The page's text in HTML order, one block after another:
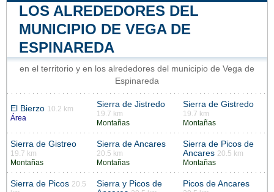
LOS ALREDEDORES DEL
MUNICIPIO DE VEGA DE
ESPINAREDA
en el territorio y en los alrededores del municipio de Vega de
Espinareda
El Bierzo 10.2 km
Área
Sierra de Jistredo
19.7 km
Montañas
Sierra de Gistredo
19.7 km
Montañas
Sierra de Gistreo
19.7 km
Montañas
Sierra de Ancares
20.5 km
Montañas
Sierra de Picos de
Ancares 20.5 km
Montañas
Sierra de Picos 20.5
Sierra y Picos de
Picos de Ancares